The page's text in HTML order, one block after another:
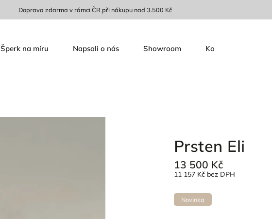
Doprava zdarma v rámci ČR při nákupu nad 3.500 Kč
Šperk na míru Napsali o nás Showroom Kontakty
Prsten Eli
13 500 Kč
11 157 Kč bez DPH
Novinka